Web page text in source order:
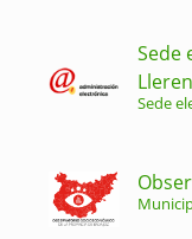
Sede
Sede